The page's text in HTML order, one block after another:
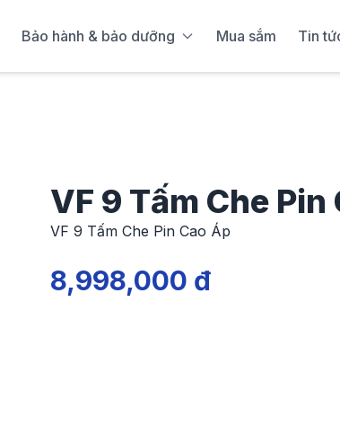
Bảo hành & bảo dưỡng Mua sắm Tin
VF 9 Tấm Che Pin
VF 9 Tấm Che Pin Cao Áp
8,998,000 đ